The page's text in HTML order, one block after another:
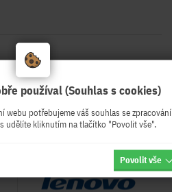
používal (Souhlas s cookies)
webu potřebujeme váš souhlas se
udělíte kliknutím na tlačítko "Povolit vše".
Povolit vše